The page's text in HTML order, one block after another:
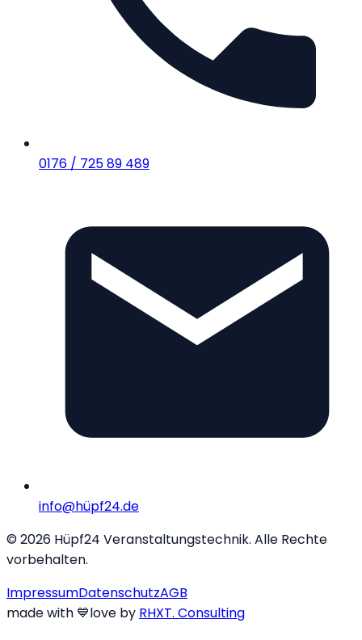
0176 / 725 89 489
info@hüpf24.de
© 2026 Hüpf24 Veranstaltungstechnik. Alle Rechte
vorbehalten.
ImpressumDatenschutzAGB
made with 💙love by RHXT. Consulting